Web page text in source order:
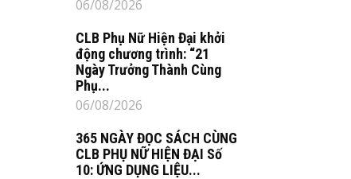
06/08/2026
CLB Phụ Nữ Hiện Đại khởi
động chương trình: “21
Ngày Trưởng Thành Cùng
Phụ...
06/08/2026
365 NGÀY ĐỌC SÁCH CÙNG
CLB PHỤ NỮ HIỆN ĐẠI Số
10: ỨNG DỤNG LIỆU...